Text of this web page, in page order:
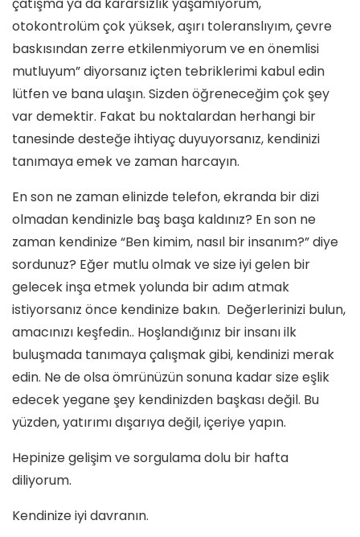
çatışma ya da kararsızlık yaşamıyorum,
otokontrolüm çok yüksek, aşırı toleranslıyım, çevre
baskısından zerre etkilenmiyorum ve en önemlisi
mutluyum” diyorsanız içten tebriklerimi kabul edin
lütfen ve bana ulaşın. Sizden öğreneceğim çok şey
var demektir. Fakat bu noktalardan herhangi bir
tanesinde desteğe ihtiyaç duyuyorsanız, kendinizi
tanımaya emek ve zaman harcayın.
En son ne zaman elinizde telefon, ekranda bir dizi
olmadan kendinizle baş başa kaldınız? En son ne
zaman kendinize “Ben kimim, nasıl bir insanım?” diye
sordunuz? Eğer mutlu olmak ve size iyi gelen bir
gelecek inşa etmek yolunda bir adım atmak
istiyorsanız önce kendinize bakın. Değerlerinizi bulun,
amacınızı keşfedin.. Hoşlandığınız bir insanı ilk
buluşmada tanımaya çalışmak gibi, kendinizi merak
edin. Ne de olsa ömrünüzün sonuna kadar size eşlik
edecek yegane şey kendinizden başkası değil. Bu
yüzden, yatırımı dışarıya değil, içeriye yapın.
Hepinize gelişim ve sorgulama dolu bir hafta
diliyorum.
Kendinize iyi davranın.